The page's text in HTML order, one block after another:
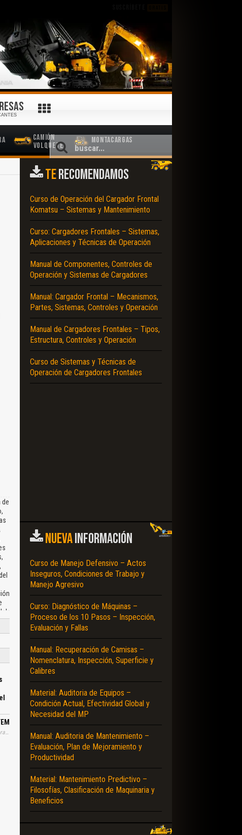
Camión
Volquete
Montacargas
de
– APLICACIONES
Tags: curso, cursos, manuales, manualitos, gratis, informacion, tecnologias, tecnologicos, tecnológicos, tecnológicas, operaciones, operadores, cargadoras, joystiks, sistemas, recomendación, aprender, descargas
TERECOMENDAMOS
Curso de Operación del Cargador Frontal
Komatsu – Sistemas y Mantenimiento
Curso: Cargadores Frontales – Sistemas,
Aplicaciones y Técnicas de Operación
Manual de Componentes, Controles de
Operación y Sistemas de Cargadores
Manual: Cargador Frontal – Mecanismos,
Partes, Sistemas, Controles y Operación
Manual de Cargadores Frontales – Tipos,
Estructura, Controles y Operación
Curso de Sistemas y Técnicas de
Operación de Cargadores Frontales
NUEVAINFORMACIÓN
Curso de Manejo Defensivo – Actos
Inseguros, Condiciones de Trabajo y
Manejo Agresivo
Curso: Diagnóstico de Máquinas –
Proceso de los 10 Pasos – Inspección,
Evaluación y Fallas
Manual: Recuperación de Camisas –
Nomenclatura, Inspección, Superficie y
Calibres
Material: Auditoria de Equipos –
Condición Actual, Efectividad Global y
Necesidad del MP
Manual: Auditoria de Mantenimiento –
Evaluación, Plan de Mejoramiento y
Productividad
Material: Mantenimiento Predictivo –
Filosofías, Clasificación de Maquinaria y
Beneficios